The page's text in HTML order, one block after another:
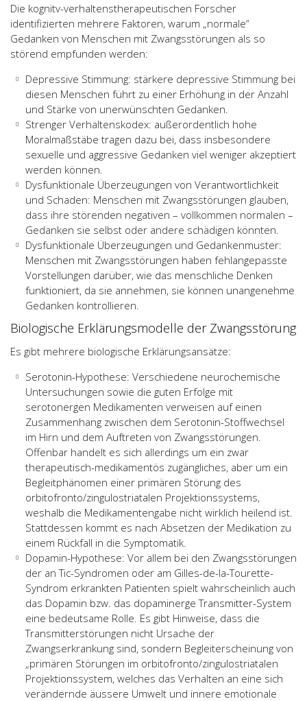
Die kognitv-verhaltenstherapeutischen Forscher
identifizierten mehrere Faktoren, warum „normale“
Gedanken von Menschen mit Zwangsstörungen als so
störend empfunden werden:
Depressive Stimmung: stärkere depressive Stimmung bei
diesen Menschen führt zu einer Erhöhung in der Anzahl
und Stärke von unerwünschten Gedanken.
Strenger Verhaltenskodex: außerordentlich hohe
Moralmaßstäbe tragen dazu bei, dass insbesondere
sexuelle und aggressive Gedanken viel weniger akzeptiert
werden können.
Dysfunktionale Überzeugungen von Verantwortlichkeit
und Schaden: Menschen mit Zwangsstörungen glauben,
dass ihre störenden negativen – vollkommen normalen –
Gedanken sie selbst oder andere schädigen könnten.
Dysfunktionale Überzeugungen und Gedankenmuster:
Menschen mit Zwangsstörungen haben fehlangepasste
Vorstellungen darüber, wie das menschliche Denken
funktioniert, da sie annehmen, sie können unangenehme
Gedanken kontrollieren.
Biologische Erklärungsmodelle der Zwangsstörung
Es gibt mehrere biologische Erklärungsansätze:
Serotonin-Hypothese: Verschiedene neurochemische
Untersuchungen sowie die guten Erfolge mit
serotonergen Medikamenten verweisen auf einen
Zusammenhang zwischen dem Serotonin-Stoffwechsel
im Hirn und dem Auftreten von Zwangsstörungen.
Offenbar handelt es sich allerdings um ein zwar
therapeutisch-medikamentös zugängliches, aber um ein
Begleitphänomen einer primären Störung des
orbitofronto/zingulostriatalen Projektionssystems,
weshalb die Medikamentengabe nicht wirklich heilend ist.
Stattdessen kommt es nach Absetzen der Medikation zu
einem Rückfall in die Symptomatik.
Dopamin-Hypothese: Vor allem bei den Zwangsstörungen
der an Tic-Syndromen oder am Gilles-de-la-Tourette-
Syndrom erkrankten Patienten spielt wahrscheinlich auch
das Dopamin bzw. das dopaminerge Transmitter-System
eine bedeutsame Rolle. Es gibt Hinweise, dass die
Transmitterstörungen nicht Ursache der
Zwangserkrankung sind, sondern Begleiterscheinung von
„primären Störungen im orbitofronto/zingulostriatalen
Projektionssystem, welches das Verhalten an eine sich
verändernde äussere Umwelt und innere emotionale